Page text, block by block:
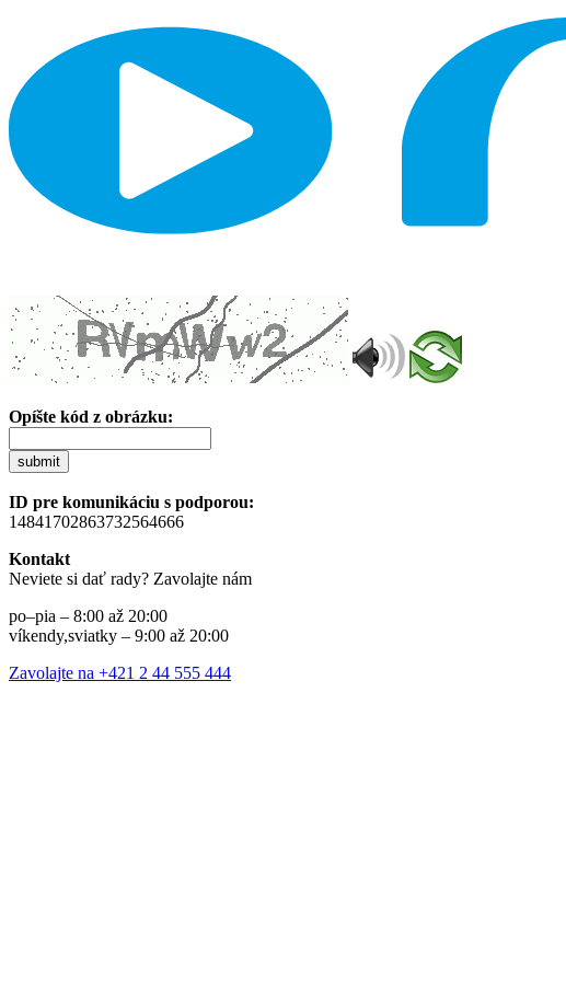
Opíšte kód z obrázku:
submit
ID pre komunikáciu s podporou:
14841702863732564666
Kontakt
Neviete si dať rady? Zavolajte nám
po–pia – 8:00 až 20:00
víkendy,sviatky – 9:00 až 20:00
Zavolajte na +421 2 44 555 444